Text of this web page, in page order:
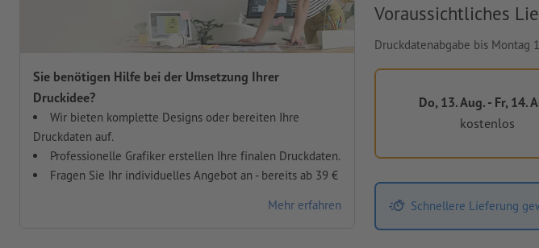
Sie benötigen Hilfe bei der Umsetzung Ihrer
Druckidee?
Wir bieten komplette Designs oder bereiten Ihre
Druckdaten auf.
Professionelle Grafiker erstellen Ihre finalen Druckdaten.
Fragen Sie Ihr individuelles Angebot an - bereits ab 39 €
Mehr erfahren
Voraussichtliches
Druckdatenabgabe bis Montag
Do, 13. Aug. - Fr, 14.
kostenlos
Schnellere Lieferung